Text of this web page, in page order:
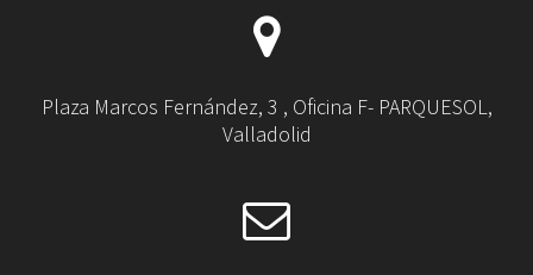
Plaza Marcos Fernández, 3 , Oficina F- PARQUESOL,
Valladolid